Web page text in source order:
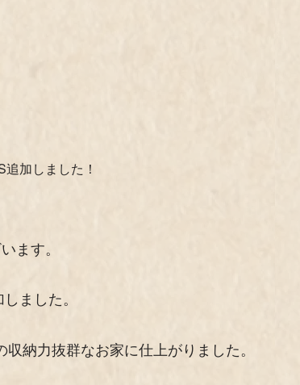
加しました！
ます。
ました。
納力抜群なお家に仕上がりました。